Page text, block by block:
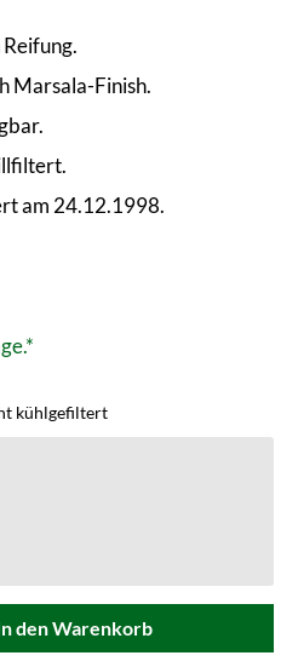
Marsala-Finish.
am 24.12.1998.
kühlgefiltert
Wert ein
den Warenkorb